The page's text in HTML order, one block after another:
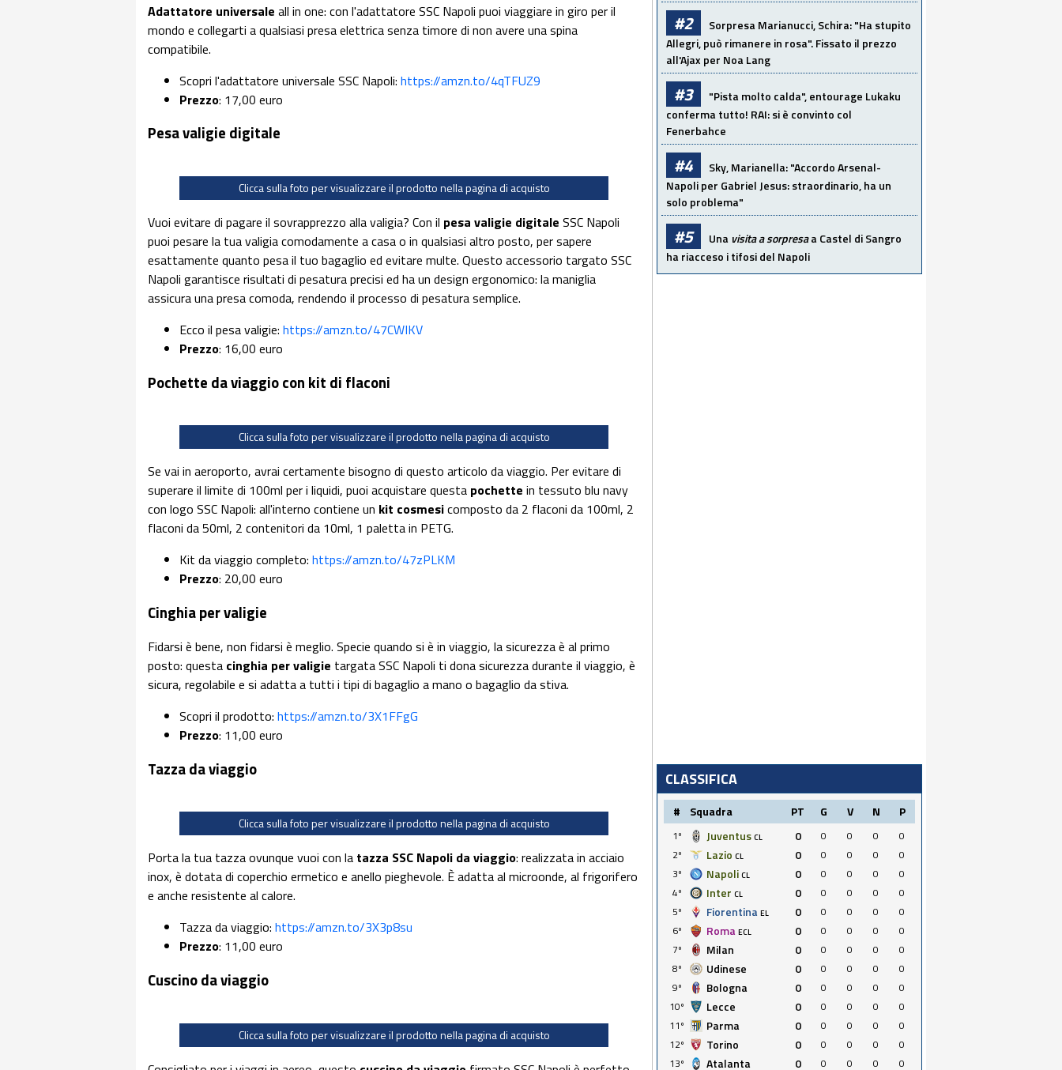
Adattatore universale all in one: con l'adattatore SSC Napoli puoi viaggiare in giro per il
mondo e collegarti a qualsiasi presa elettrica senza timore di non avere una spina
compatibile.
Scopri l'adattatore universale SSC Napoli: https://amzn.to/4qTFUZ9
Prezzo: 17,00 euro
Pesa valigie digitale
Clicca sulla foto per visualizzare il prodotto nella pagina di acquisto
Vuoi evitare di pagare il sovrapprezzo alla valigia? Con il pesa valigie digitale SSC Napoli
puoi pesare la tua valigia comodamente a casa o in qualsiasi altro posto, per sapere
esattamente quanto pesa il tuo bagaglio ed evitare multe. Questo accessorio targato SSC
Napoli garantisce risultati di pesatura precisi ed ha un design ergonomico: la maniglia
assicura una presa comoda, rendendo il processo di pesatura semplice.
Ecco il pesa valigie: https://amzn.to/47CWIKV
Prezzo: 16,00 euro
Pochette da viaggio con kit di flaconi
Clicca sulla foto per visualizzare il prodotto nella pagina di acquisto
Se vai in aeroporto, avrai certamente bisogno di questo articolo da viaggio. Per evitare di
superare il limite di 100ml per i liquidi, puoi acquistare questa pochette in tessuto blu navy
con logo SSC Napoli: all'interno contiene un kit cosmesicomposto da 2 flaconi da 100ml, 2
flaconi da 50ml, 2 contenitori da 10ml, 1 paletta in PETG.
Kit da viaggio completo: https://amzn.to/47zPLKM
Prezzo: 20,00 euro
Cinghia per valigie
Fidarsi è bene, non fidarsi è meglio. Specie quando si è in viaggio, la sicurezza è al primo
posto: questa cinghia per valigie targata SSC Napoli ti dona sicurezza durante il viaggio, è
sicura, regolabile e si adatta a tutti i tipi di bagaglio a mano o bagaglio da stiva.
Scopri il prodotto: https://amzn.to/3X1FFgG
Prezzo: 11,00 euro
Tazza da viaggio
Clicca sulla foto per visualizzare il prodotto nella pagina di acquisto
Porta la tua tazza ovunque vuoi con la tazza SSC Napoli da viaggio: realizzata in acciaio
inox, è dotata di coperchio ermetico e anello pieghevole. È adatta al microonde, al frigorifero
e anche resistente al calore.
Tazza da viaggio: https://amzn.to/3X3p8su
Prezzo: 11,00 euro
Cuscino da viaggio
Clicca sulla foto per visualizzare il prodotto nella pagina di acquisto
#2
Sorpresa Marianucci, Schira: "Ha stupito
Allegri, può rimanere in rosa". Fissato il prezzo
all'Ajax per Noa Lang
#3
"Pista molto calda", entourage Lukaku
conferma tutto! RAI: si è convinto col
Fenerbahce
#4
Sky, Marianella: "Accordo Arsenal-
Napoli per Gabriel Jesus: straordinario, ha un
solo problema"
#5 Una visita a sorpresaa Castel di Sangro
ha riacceso i tifosi del Napoli
CLASSIFICA
# Squadra PT G V N P
1º Juventus CL 0 0 0 0
0
2º
Lazio CL 0 0 0 0
0
3º
Napoli CL 0 0 0 0
0
4º
Inter CL 0 0 0 0
0
5º
Fiorentina EL 0 0 0 0
0
6º
Roma ECL 0 0 0 0
0
7º
Milan 0 0 0 0
0
8º
Udinese 0 0 0 0
0
9º
Bologna 0 0 0 0
0
10º
Lecce 0 0 0 0
0
11º
Parma 0 0 0 0
0
12º
Torino 0 0 0 0
0
13º
Atalanta 0 0 0 0 0